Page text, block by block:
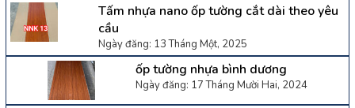
Tấm nhựa nano ốp tường cắt dài theo yêu
cầu
Ngày đăng: 13 Tháng Một, 2025
ốp tường nhựa bình dương
Ngày đăng: 17 Tháng Mười Hai, 2024